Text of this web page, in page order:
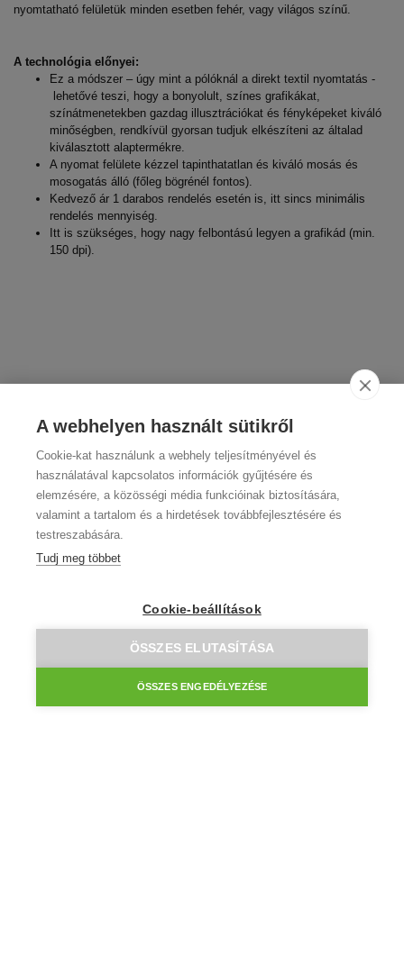
A webhelyen használt sütikről
Cookie-kat használunk a webhely teljesítményével és
használatával kapcsolatos információk gyűjtésére és
elemzésére, a közösségi média funkcióinak biztosítására,
valamint a tartalom és a hirdetések továbbfejlesztésére és
testreszabására.
Tudj meg többet
Cookie-beállítások
ÖSSZES ELUTASÍTÁSA
ÖSSZES ENGEDÉLYEZÉSE
nyomtatható felületük minden esetben fehér, vagy világos színű.
A technológia előnyei:
Ez a módszer – úgy mint a pólóknál a direkt textil nyomtatás -
lehetővé teszi, hogy a bonyolult, színes grafikákat,
színátmenetekben gazdag illusztrációkat és fényképeket kiváló
minőségben, rendkívül gyorsan tudjuk elkészíteni az általad
kiválasztott alaptermékre.
A nyomat felülete kézzel tapinthatatlan és kiváló mosás és
mosogatás álló (főleg bögrénél fontos).
Kedvező ár 1 darabos rendelés esetén is, itt sincs minimális
rendelés mennyiség.
Itt is szükséges, hogy nagy felbontású legyen a grafikád (min.
150 dpi).
Augusztus 8.-án szombaton a gyártás és az ügyfélszolgálat
amit ennek megfelelően ajánl az oldal. Az átvevőpontok
szombati nyitvatartás szerint tartanak nyitva/zárva!